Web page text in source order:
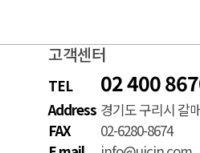
고객센터
TEL 02 400
Address 경기도 구리시 갈
FAX
02-6280-8674